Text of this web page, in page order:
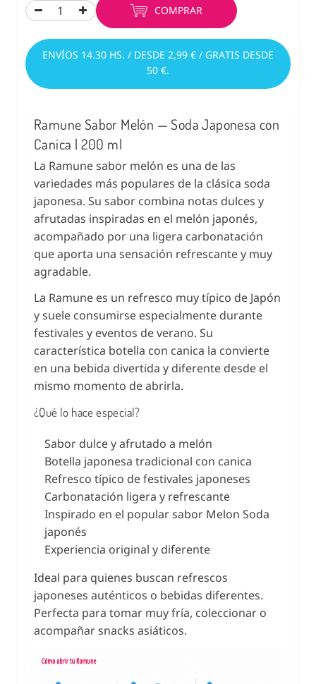
COMPRAR
ENVÍOS 14.30 HS. / DESDE 2,99 € / GRATIS DESDE
50 €.
Ramune Sabor Melón — Soda Japonesa con
Canica | 200 ml
La Ramune sabor melón es una de las
variedades más populares de la clásica soda
japonesa. Su sabor combina notas dulces y
afrutadas inspiradas en el melón japonés,
acompañado por una ligera carbonatación
que aporta una sensación refrescante y muy
agradable.
La Ramune es un refresco muy típico de Japón
y suele consumirse especialmente durante
festivales y eventos de verano. Su
característica botella con canica la convierte
en una bebida divertida y diferente desde el
mismo momento de abrirla.
¿Qué lo hace especial?
Sabor dulce y afrutado a melón
Botella japonesa tradicional con canica
Refresco típico de festivales japoneses
Carbonatación ligera y refrescante
Inspirado en el popular sabor Melon Soda
japonés
Experiencia original y diferente
Ideal para quienes buscan refrescos
japoneses auténticos o bebidas diferentes.
Perfecta para tomar muy fría, coleccionar o
acompañar snacks asiáticos.